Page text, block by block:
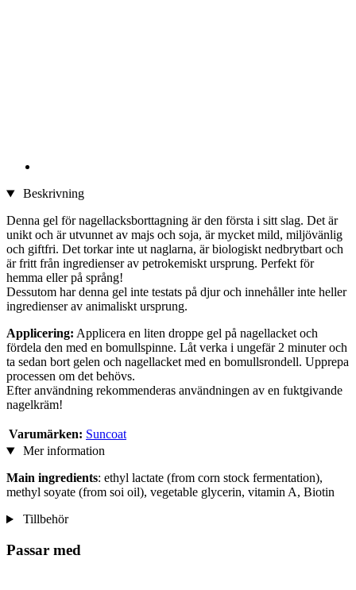
Beskrivning
Denna gel för nagellacksborttagning är den första i sitt slag. Det är
unikt och är utvunnet av majs och soja, är mycket mild, miljövänlig
och giftfri. Det torkar inte ut naglarna, är biologiskt nedbrytbart och
är fritt från ingredienser av petrokemiskt ursprung. Perfekt för
hemma eller på språng!
Dessutom har denna gel inte testats på djur och innehåller inte heller
ingredienser av animaliskt ursprung.
Applicering: Applicera en liten droppe gel på nagellacket och
fördela den med en bomullspinne. Låt verka i ungefär 2 minuter och
ta sedan bort gelen och nagellacket med en bomullsrondell. Upprepa
processen om det behövs.
Efter användning rekommenderas användningen av en fuktgivande
nagelkräm!
Varumärken: Suncoat
Mer information
Main ingredients: ethyl lactate (from corn stock fermentation),
methyl soyate (from soi oil), vegetable glycerin, vitamin A, Biotin
Tillbehör
Passar med